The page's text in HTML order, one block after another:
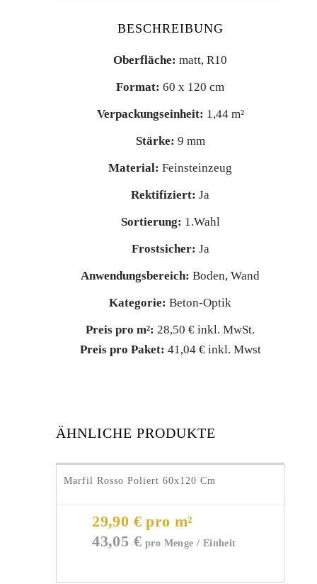
BESCHREIBUNG
Oberfläche: matt, R10
Format: 60 x 120 cm
Verpackungseinheit: 1,44 m²
Stärke: 9 mm
Material: Feinsteinzeug
Rektifiziert: Ja
Sortierung: 1.Wahl
Frostsicher: Ja
Anwendungsbereich: Boden, Wand
Kategorie: Beton-Optik
Preis pro m²: 28,50 € inkl. MwSt.
Preis pro Paket: 41,04 € inkl. Mwst
ÄHNLICHE PRODUKTE
Marfil Rosso Poliert 60x120 Cm
29,90 € pro m²
43,05 €